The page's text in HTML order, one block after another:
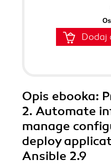
Dodaj
Opis ebooka:
2. Automate
manage
deploy
Ansible 2.9